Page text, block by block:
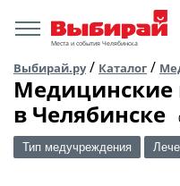
Места и события Челябинска
Выбирай.ру/ Каталог /
Медицинские
в Челябинске
Тип медучреждения